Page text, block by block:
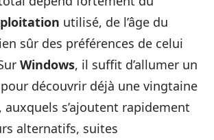
utilisé, de l’âge du
sûr des préférences de celui
Windows, il suffit d’allumer un
découvrir déjà une vingtaine
auxquels s’ajoutent rapidement
alternatifs, suites